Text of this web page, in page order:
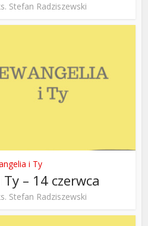
Stefan Radziszewski
i Ty
– 14 czerwca
Stefan Radziszewski